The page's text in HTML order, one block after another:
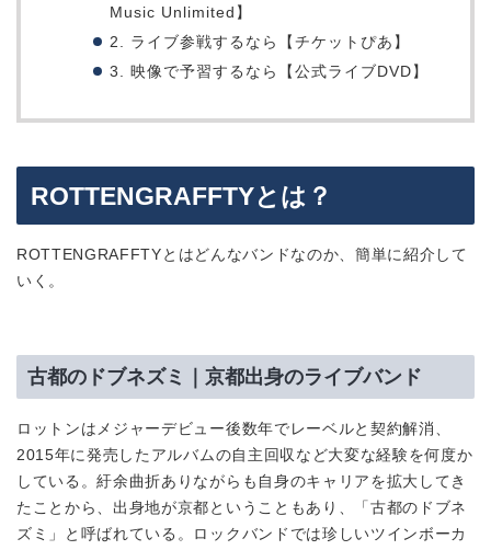
Music Unlimited】
2. ライブ参戦するなら【チケットぴあ】
3. 映像で予習するなら【公式ライブDVD】
ROTTENGRAFFTYとは？
ROTTENGRAFFTYとはどんなバンドなのか、簡単に紹介して
いく。
古都のドブネズミ｜京都出身のライブバンド
ロットンはメジャーデビュー後数年でレーベルと契約解消、
2015年に発売したアルバムの自主回収など大変な経験を何度か
している。紆余曲折ありながらも自身のキャリアを拡大してき
たことから、出身地が京都ということもあり、「古都のドブネ
ズミ」と呼ばれている。ロックバンドでは珍しいツインボーカ